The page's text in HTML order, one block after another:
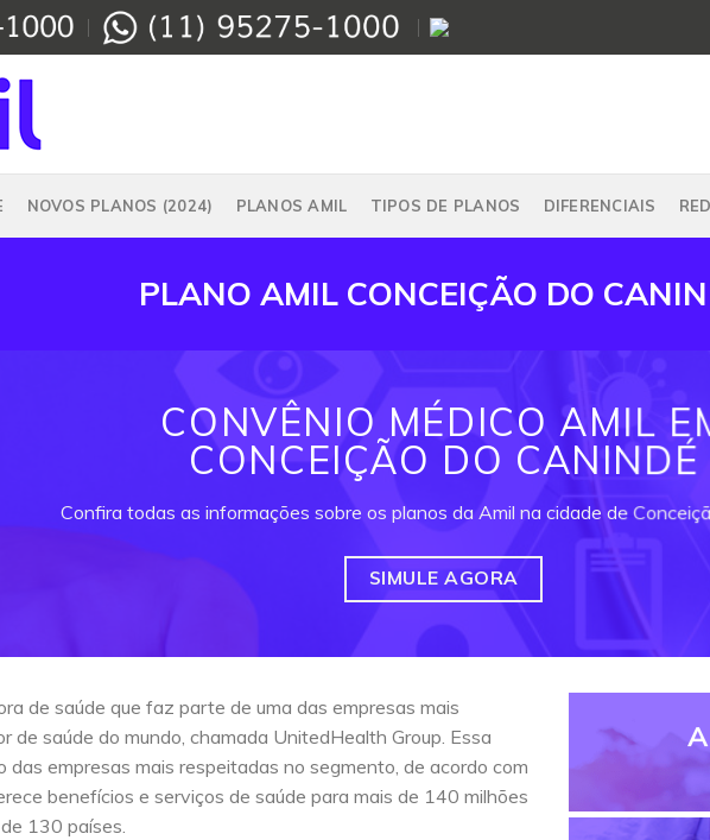
NOVOS PLANOS (2024) PLANOS AMIL TIPOS DE PLANOS DIFERENCIAIS
PLANO AMIL CONCEIÇÃO DO
CONVÊNIO MÉDICO AMIL
CONCEIÇÃO DO CANINDÉ
Confira todas as informações sobre os planos da Amil na cidade de
SIMULE AGORA
de saúde que faz parte de uma das empresas mais
de saúde do mundo, chamada UnitedHealth Group. Essa
das empresas mais respeitadas no segmento, de acordo com
benefícios e serviços de saúde para mais de 140 milhões
130 países.